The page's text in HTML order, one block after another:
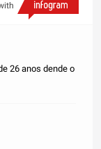
26 anos dende o